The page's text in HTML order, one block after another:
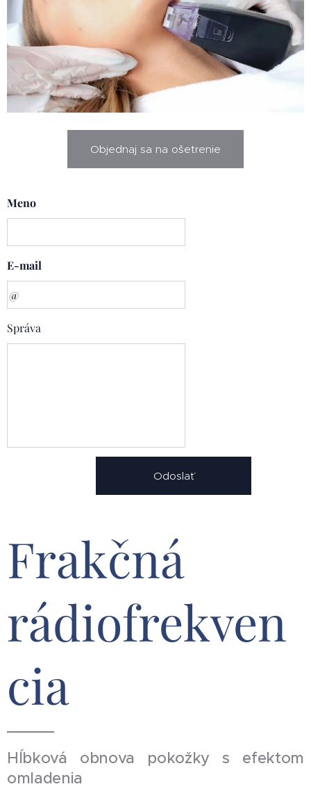
Objednaj sa na ošetrenie
Meno
E-mail
Správa
Odoslať
Frakčná
rádiofrekven
cia
Hĺbková obnova pokožky s efektom
omladenia